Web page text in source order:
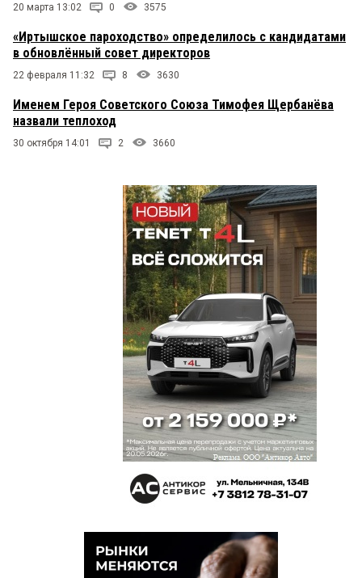
20 марта 13:02 0 3575
«Иртышское пароходство» определилось с кандидатами
в обновлённый совет директоров
22 февраля 11:32 8 3630
Именем Героя Советского Союза Тимофея Щербанёва
назвали теплоход
30 октября 14:01 2 3660